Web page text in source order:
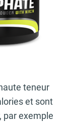
teneur
et sont
par exemple